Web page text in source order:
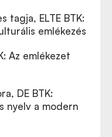
tagja, ELTE BTK:
emlékezés
Az emlékezet
DE BTK:
nyelv a modern